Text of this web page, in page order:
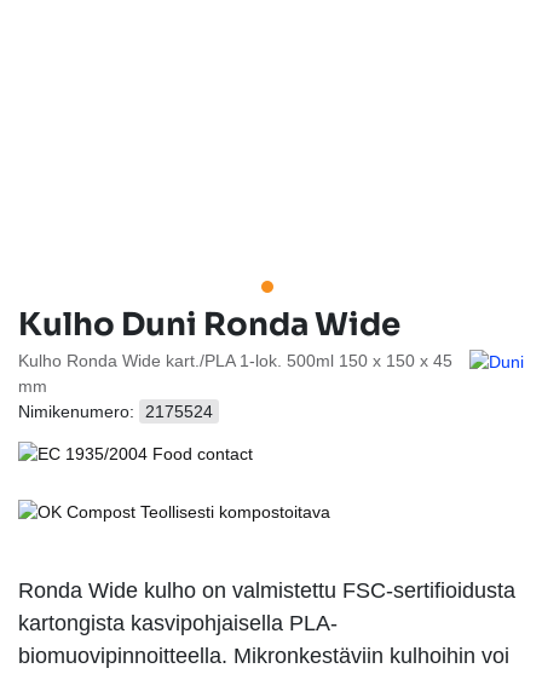
Kulho Duni Ronda Wide
Kulho Ronda Wide kart./PLA 1-lok. 500ml 150 x 150 x 45
mm
Nimikenumero:
2175524
Ronda Wide kulho on valmistettu FSC-sertifioidusta
kartongista kasvipohjaisella PLA-
biomuovipinnoitteella. Mikronkestäviin kulhoihin voi